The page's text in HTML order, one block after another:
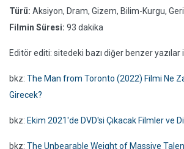
Türü: Aksiyon, Dram, Gizem, Bilim-Kurgu,
Filmin Süresi: 93 dakika
Editör editi: sitedeki bazı diğer benzer yazılar
bkz: The Man from Toronto (2022) Filmi Ne
Girecek?
bkz: Ekim 2021'de DVD'si Çıkacak Filmler ve
bkz: The Unbearable Weight of Massive